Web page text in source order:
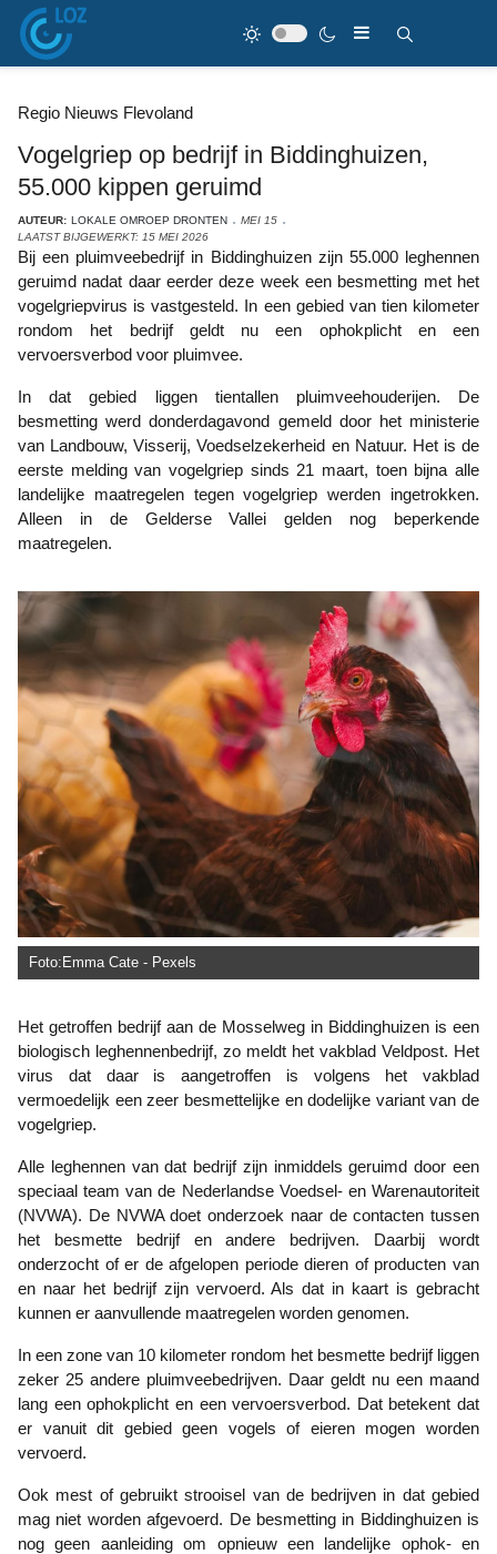
Regio Nieuws Flevoland
Vogelgriep op bedrijf in Biddinghuizen,
55.000 kippen geruimd
AUTEUR: LOKALE OMROEP DRONTEN
MEI 15
LAATST BIJGEWERKT: 15 MEI 2026
Bij een pluimveebedrijf in Biddinghuizen zijn 55.000 leghennen
geruimd nadat daar eerder deze week een besmetting met het
vogelgriepvirus is vastgesteld. In een gebied van tien kilometer
rondom het bedrijf geldt nu een ophokplicht en een
vervoersverbod voor pluimvee.
In dat gebied liggen tientallen pluimveehouderijen. De
besmetting werd donderdagavond gemeld door het ministerie
van Landbouw, Visserij, Voedselzekerheid en Natuur. Het is de
eerste melding van vogelgriep sinds 21 maart, toen bijna alle
landelijke maatregelen tegen vogelgriep werden ingetrokken.
Alleen in de Gelderse Vallei gelden nog beperkende
maatregelen.
Foto:Emma Cate - Pexels
Het getroffen bedrijf aan de Mosselweg in Biddinghuizen is een
biologisch leghennenbedrijf, zo meldt het vakblad Veldpost. Het
virus dat daar is aangetroffen is volgens het vakblad
vermoedelijk een zeer besmettelijke en dodelijke variant van de
vogelgriep.
Alle leghennen van dat bedrijf zijn inmiddels geruimd door een
speciaal team van de Nederlandse Voedsel- en Warenautoriteit
(NVWA). De NVWA doet onderzoek naar de contacten tussen
het besmette bedrijf en andere bedrijven. Daarbij wordt
onderzocht of er de afgelopen periode dieren of producten van
en naar het bedrijf zijn vervoerd. Als dat in kaart is gebracht
kunnen er aanvullende maatregelen worden genomen.
In een zone van 10 kilometer rondom het besmette bedrijf liggen
zeker 25 andere pluimveebedrijven. Daar geldt nu een maand
lang een ophokplicht en een vervoersverbod. Dat betekent dat
er vanuit dit gebied geen vogels of eieren mogen worden
vervoerd.
Ook mest of gebruikt strooisel van de bedrijven in dat gebied
mag niet worden afgevoerd. De besmetting in Biddinghuizen is
nog geen aanleiding om opnieuw een landelijke ophok- en